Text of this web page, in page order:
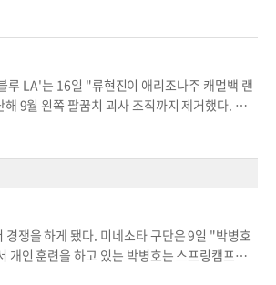
뿐만 아니라 1루수
다능함을 보여줄 수 있어야 한다. 황재균은 자
음 유격수(146경기) 1루수(19경기) 2루수(8경
가 끝날 때 2명 이상 선수를 안고 가지 않을 것
연습
루 LA'는 16일 "류현진이 애리조나주 캐멀백 랜
(방어율 3.28)을 기록했다. 지난해 9월
타 구단은 9일 "박병호